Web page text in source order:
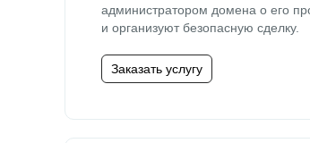
администратором домена о его
и организуют безопасную сделку.
Заказать услугу